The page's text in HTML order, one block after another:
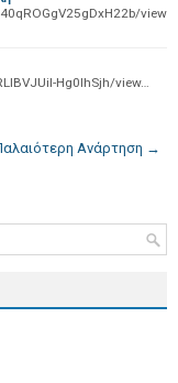
view
Hg0lhSjh/view…
Ανάρτηση →